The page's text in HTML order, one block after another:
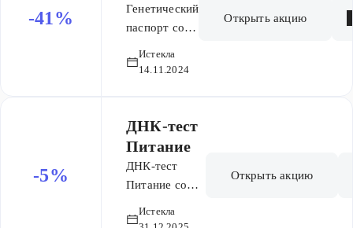
-41%
паспорт
со
скидкой
41%по
Генетический
паспорт со
по цене
Истекла
14.11.2024
Открыть акцию
-5%
ДНК-тест
Питание
ДНК-тест
Питание со
Узнайте, как
Истекла
Открыть акцию